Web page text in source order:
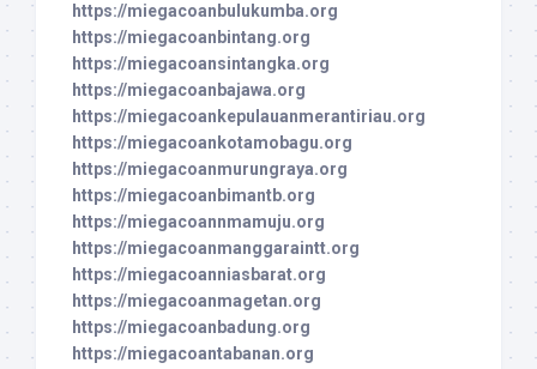
https://miegacoanbulukumba.org
https://miegacoanbintang.org
https://miegacoansintangka.org
https://miegacoanbajawa.org
https://miegacoankepulauanmerantiriau.org
https://miegacoankotamobagu.org
https://miegacoanmurungraya.org
https://miegacoanbimantb.org
https://miegacoannmamuju.org
https://miegacoanmanggaraintt.org
https://miegacoanniasbarat.org
https://miegacoanmagetan.org
https://miegacoanbadung.org
https://miegacoantabanan.org